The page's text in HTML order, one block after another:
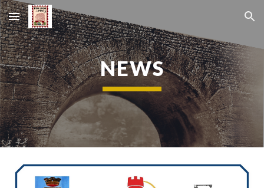
Skip to main content Skip to navigation
NEWS